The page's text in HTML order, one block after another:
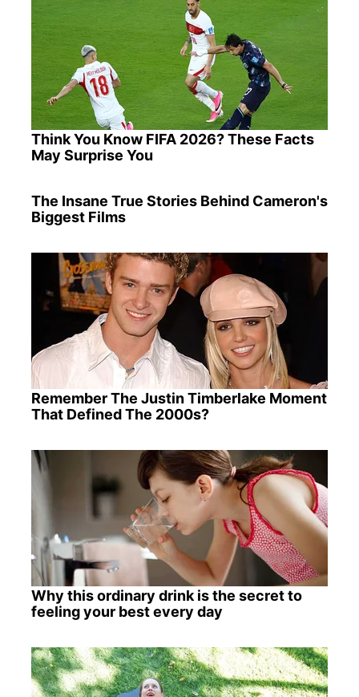
Think You Know FIFA 2026? These Facts
May Surprise You
The Insane True Stories Behind Cameron's
Biggest Films
Remember The Justin Timberlake Moment
That Defined The 2000s?
Why this ordinary drink is the secret to
feeling your best every day